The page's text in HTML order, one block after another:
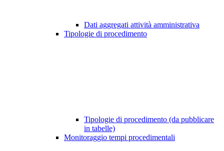
Dati aggregati attività amministrativa
Tipologie di procedimento
Tipologie di procedimento (da pubblicare
in tabelle)
Monitoraggio tempi procedimentali